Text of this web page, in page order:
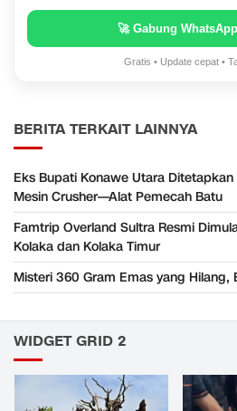
🚀 Gabung
Gratis • Update cepat •
BERITA TERKAIT LAINNYA
Eks Bupati Konawe Utara
Mesin Crusher—Alat Pemecah Batu
Famtrip Overland Sultra Resmi
Kolaka dan Kolaka Timur
Misteri 360 Gram Emas yang Hilang,
WIDGET GRID 2